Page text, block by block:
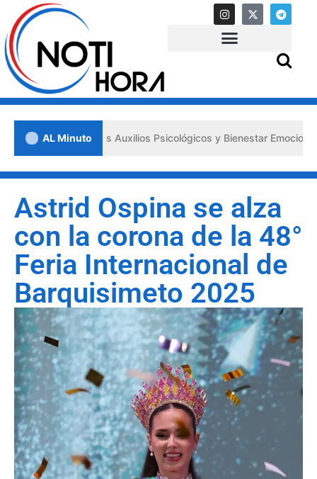
AL Minuto
«Primeros Auxilios Psicológicos y Bienestar Emocional» ante
‎‎Astrid Ospina se alza
con la corona de la 48°
Feria Internacional de
Barquisimeto 2025‎